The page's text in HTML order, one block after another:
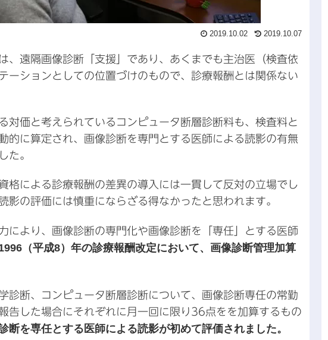
2019.10.07
2019.10.02
、遠隔画像診断「支援」であり、あくまでも主治医（検査依
ーションとしての位置づけのもので、診療報酬とは関係ない
対価と考えられているコンピュータ断層診断料も、検査料と
的に算定され、画像診断を専門とする医師による読影の有無
た。
格による診療報酬の差異の導入には一貫して反対の立場でし
影の評価には慎重にならざる得なかったと思われます。
により、画像診断の専門化や画像診断を「専任」とする医師
（平成8）年の診療報酬改定において、画像診断管理加算
診断、コンピュータ断層診断について、画像診断専任の常勤
告した場合にそれぞれに月一回に限り36点をを加算するもの
断を専任とする医師による読影が初めて評価されました。